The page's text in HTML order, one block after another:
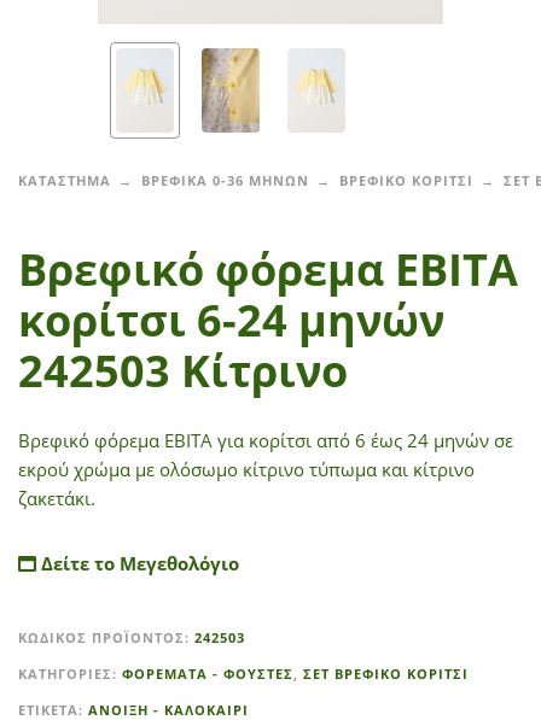
ΚΑΤΑΣΤΗΜΑ ΒΡΕΦΙΚΑ 0-36 ΜΗΝΩΝ ΒΡΕΦΙΚΟ ΚΟΡΙΤΣΙ ΣΕΤ
Βρεφικό φόρεμα ΕΒΙΤΑ
κορίτσι 6-24 μηνών
242503 Κίτρινο
Βρεφικό φόρεμα ΕΒΙΤΑ για κορίτσι από 6 έως 24 μηνών σε
εκρού χρώμα με ολόσωμο κίτρινο τύπωμα και κίτρινο
ζακετάκι.
Δείτε το Μεγεθολόγιο
l
t
e
ΚΩΔΙΚΌΣ ΠΡΟΪΌΝΤΟΣ: 242503
ΚΑΤΗΓΟΡΊΕΣ: ΦΟΡΕΜΑΤΑ - ΦΟΥΣΤΕΣ
ΣΕΤ ΒΡΕΦΙΚΟ ΚΟΡΙΤΣΙ
ΕΤΙΚΈΤΑ: ΑΝΟΙΞΗ - ΚΑΛΟΚΑΙΡΙ